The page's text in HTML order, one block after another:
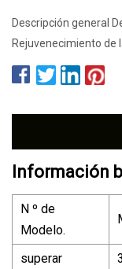
Descripción general
Rejuvenecimiento de
Información
N º de
Modelo.
superar